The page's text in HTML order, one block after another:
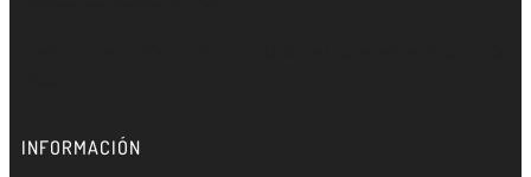
INFORMACIÓN